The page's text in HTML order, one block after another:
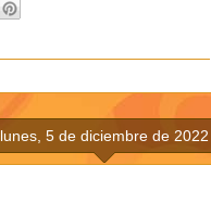
lunes, 5 de diciembre de 2022